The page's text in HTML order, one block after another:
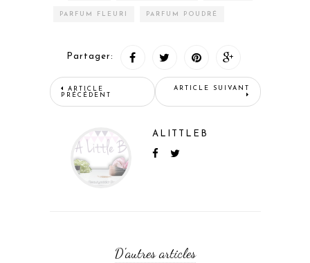
PARFUM FLEURI PARFUM POUDRÉ
Partager:
ARTICLE
PRÉCÉDENT
ARTICLE SUIVANT
ALITTLEB
D'autres articles